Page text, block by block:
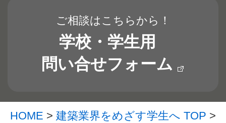
ご相談はこちらから！
学校・学生用
問い合せフォーム
HOME > 建築業界をめざす学生へ TOP >